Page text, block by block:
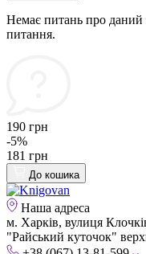
Немає питань про даний
питання.
190 грн
-5%
181 грн
До кошика
Наша адреса
м. Харків, вулиця
"Райський куточок"